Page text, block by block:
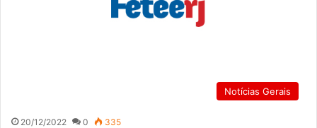
Notícias Gerais
20/12/2022 0 335